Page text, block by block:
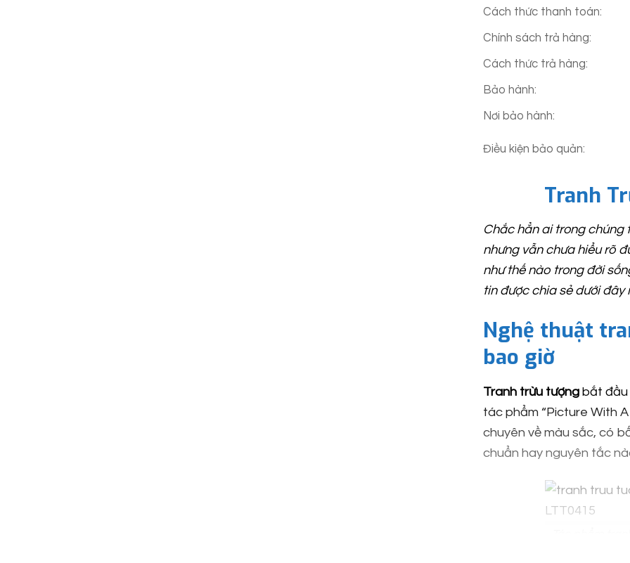
từ Khách Hàng.
tranh thực tế giao đến
khách hàng thông cảm.
Cách thức thanh toán:
Chính sách trả hàng:
Cách thức trả hàng:
Bảo hành:
Nơi bảo hành:
Điều kiện bảo quản:
Tranh
Chắc hẳn ai trong
nhưng vẫn chưa hiểu rõ
như thế nào trong đời
tin được chia sẻ dưới đây
Nghệ thuật
bao giờ
Tranh trừu tượng bắt đầu
tác phẩm “Picture With
chuyên về màu sắc, có
chuẩn hay nguyên tắc